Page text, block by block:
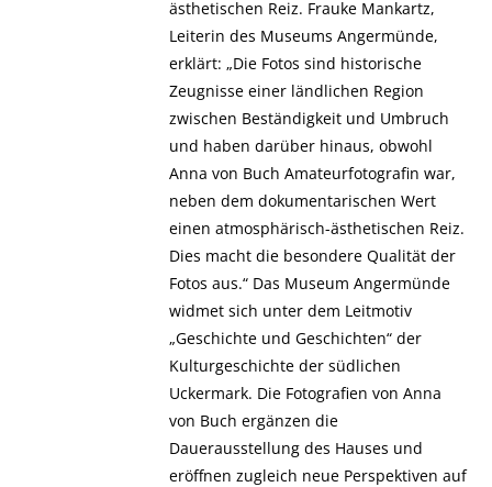
ästhetischen Reiz. Frauke Mankartz,
Leiterin des Museums Angermünde,
erklärt: „Die Fotos sind historische
Zeugnisse einer ländlichen Region
zwischen Beständigkeit und Umbruch
und haben darüber hinaus, obwohl
Anna von Buch Amateurfotografin war,
neben dem dokumentarischen Wert
einen atmosphärisch-ästhetischen Reiz.
Dies macht die besondere Qualität der
Fotos aus.“ Das Museum Angermünde
widmet sich unter dem Leitmotiv
„Geschichte und Geschichten“ der
Kulturgeschichte der südlichen
Uckermark. Die Fotografien von Anna
von Buch ergänzen die
Dauerausstellung des Hauses und
eröffnen zugleich neue Perspektiven auf